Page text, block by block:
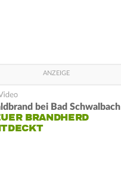
bei Bad Schwalbach
BRANDHERD